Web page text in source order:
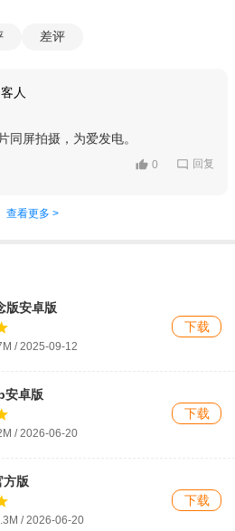
差评
人
同屏拍摄，为爱发电。
0 回复
查看更多 >
版安卓版
/ 2025-09-12
下载
安卓版
/ 2026-06-20
下载
版
/ 2026-06-20
下载